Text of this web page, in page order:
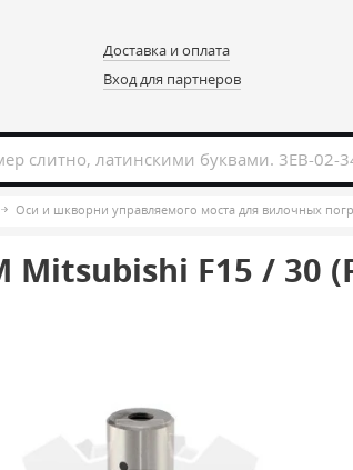
Доставка и оплата
Вход для партнеров
Оси и шкворни управляемого моста для вилочных
F15 / 30